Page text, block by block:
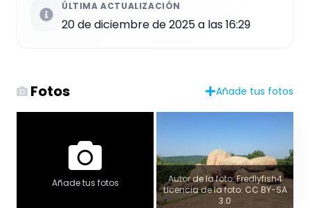
ÚLTIMA ACTUALIZACIÓN
20 de diciembre de 2025 a las 16:29
Fotos Añade tus fotos
Añade tus fotos
Autor de la foto: Fredlyfish4
Licencia de la foto: CC BY-SA
3.0